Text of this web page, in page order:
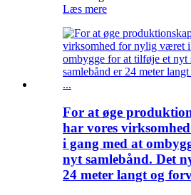
Læs mere
For at øge
har vores
i gang med at
nyt samlebånd. Det
24 meter langt og